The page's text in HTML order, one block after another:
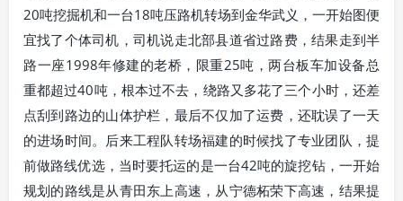
20吨挖掘机和一台18吨压路机转场到金华武义，一开始图便
宜找了个体司机，司机说走北部县道省过路费，结果走到半
路一座1998年修建的老桥，限重25吨，两台板车加设备总
重都超过40吨，根本过不去，绕路又多花了三个小时，还差
点刮到路边的山体护栏，最后不仅加了运费，还耽误了一天
的进场时间。后来工程队转场福建的时候找了专业团队，提
前做路线优选，当时要托运的是一台42吨的旋挖钻，一开始
规划的路线是从青田东上高速，从宁德柘荣下高速，结果提